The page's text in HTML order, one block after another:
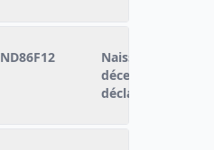
ND86F12
Naissances
décembre 1986
déclarés vivants)